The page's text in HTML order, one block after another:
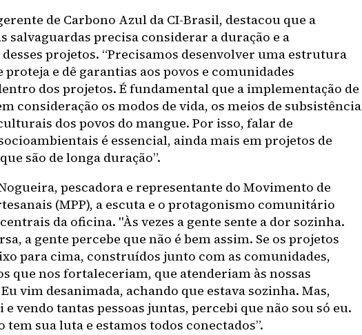
de Carbono Azul da CI-Brasil, destacou que a
salvaguardas precisa considerar a duração e a
projetos. “Precisamos desenvolver uma estrutura
e dê garantias aos povos e comunidades
dos projetos. É fundamental que a implementação de
consideração os modos de vida, os meios de subsistência
dos povos do mangue. Por isso, falar de
é essencial, ainda mais em projetos de
são de longa duração”.
pescadora e representante do Movimento de
(MPP), a escuta e o protagonismo comunitário
da oficina. "Às vezes a gente sente a dor sozinha.
a gente percebe que não é bem assim. Se os projetos
para cima, construídos junto com as comunidades,
que nos fortaleceriam, que atenderiam às nossas
vim desanimada, achando que estava sozinha. Mas,
e vendo tantas pessoas juntas, percebi que não sou só eu.
sua luta e estamos todos conectados”.